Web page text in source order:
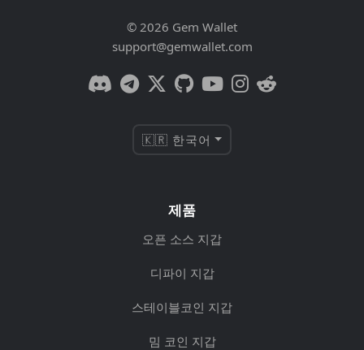
© 2026 Gem Wallet
support@gemwallet.com
🇰🇷 한국어
제품
오픈 소스 지갑
디파이 지갑
스테이블코인 지갑
밈 코인 지갑